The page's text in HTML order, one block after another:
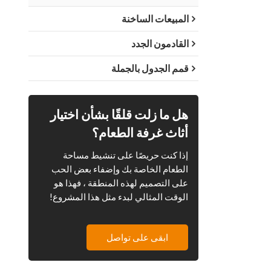
المبيعات الساخنة
القادمون الجدد
قمم الجدول بالجملة
هل ما زلت قلقًا بشأن اختيار
أثاث غرفة الطعام؟
إذا كنت حريصًا على تنشيط مساحة
الطعام الخاصة بك وإضفاء بعض الحب
على التصميم لهذه المنطقة ، فهذا هو
الوقت المثالي لبدء مثل هذا المشروع!
ابقى على تواصل